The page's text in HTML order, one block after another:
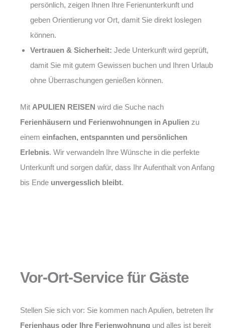
persönlich, zeigen Ihnen Ihre Ferienunterkunft und
geben Orientierung vor Ort, damit Sie direkt loslegen
können.
Vertrauen & Sicherheit: Jede Unterkunft wird geprüft,
damit Sie mit gutem Gewissen buchen und Ihren Urlaub
ohne Überraschungen genießen können.
Mit APULIEN REISEN wird die Suche nach
Ferienhäusern und Ferienwohnungen in Apulien zu
einem einfachen, entspannten und persönlichen
Erlebnis. Wir verwandeln Ihre Wünsche in die perfekte
Unterkunft und sorgen dafür, dass Ihr Aufenthalt von Anfang
bis Ende unvergesslich bleibt.
Vor-Ort-Service für Gäste
Stellen Sie sich vor: Sie kommen nach Apulien, betreten Ihr
Ferienhaus oder Ihre Ferienwohnung und alles ist bereit